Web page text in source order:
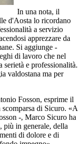
In una nota, il
d'Aosta lo ricordano
a servizio
apprezzare da
Si aggiunge -
di lavoro che nel
serietà e professionalità.
valdostana ma per
Fosson, esprime il
di Sicuro. «A
-, Marco Sicuro ha
più in generale, della
di dolore e di